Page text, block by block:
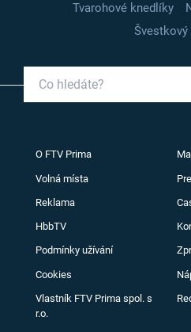
Tvarohové knedlíky
O FTV Prima
Volná místa
Reklama
HbbTV
Podmínky užívání
Cookies
Vlastník FTV Prima spol. s
r.o.